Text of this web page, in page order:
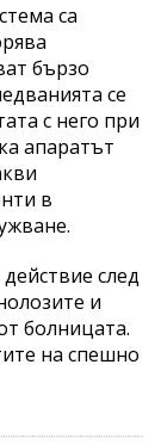
са
бързо
се
с него при
апаратът
в
след
и
болницата.
на спешно